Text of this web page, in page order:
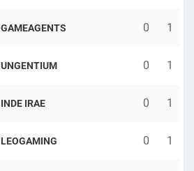
GAMEAGENTS 0 1
UNGENTIUM 0 1
INDE IRAE 0 1
LEOGAMING 0 1